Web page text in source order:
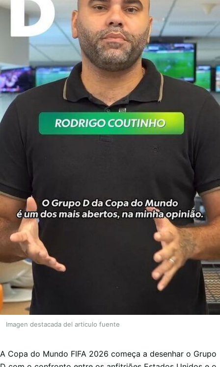
Imagen destacada del articulo fuente
A Copa do Mundo FIFA 2026 começa a desenhar o Grupo